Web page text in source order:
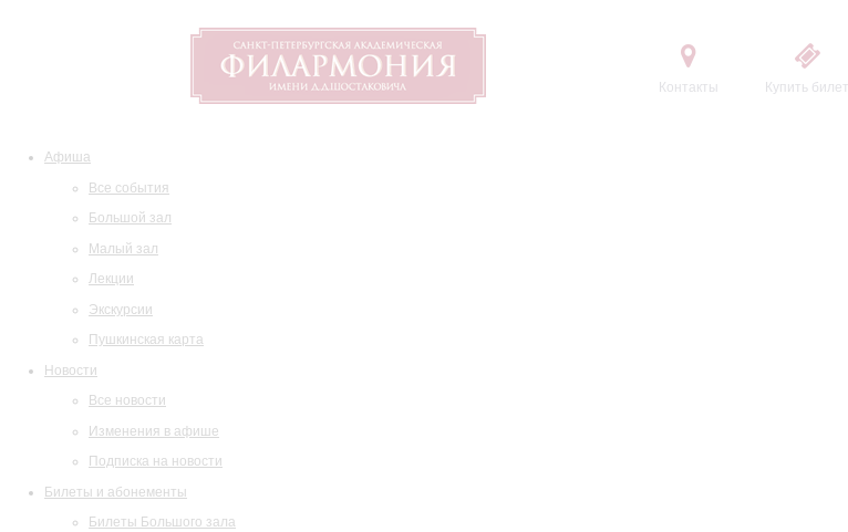
Контакты Купить билет
Афиша
Все события
Большой зал
Малый зал
Лекции
Экскурсии
Пушкинская карта
Новости
Все новости
Изменения в афише
Подписка на новости
Билеты и абонементы
Билеты Большого зала